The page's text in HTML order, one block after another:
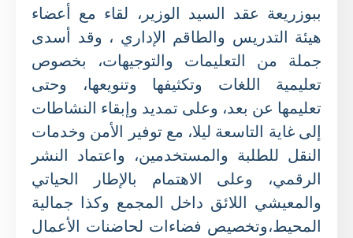
ببوزريعة عقد السيد الوزير، لقاء مع أعضاء
هيئة التدريس والطاقم الإداري ، وقد أسدى
جملة من التعليمات والتوجيهات، بخصوص
تعليمية اللغات وتكثيفها وتنويعها، وحتى
تعليمها عن بعد، وعلى تمديد وإبقاء النشاطات
إلى غاية التاسعة ليلا، مع توفير الأمن وخدمات
النقل للطلبة والمستخدمين، واعتماد النشر
الرقمي، وعلى الاهتمام بالإطار الحياتي
والمعيشي اللائق داخل المجمع وكذا جمالية
المحيط،وتخصيص فضاءات لحاضنات الأعمال